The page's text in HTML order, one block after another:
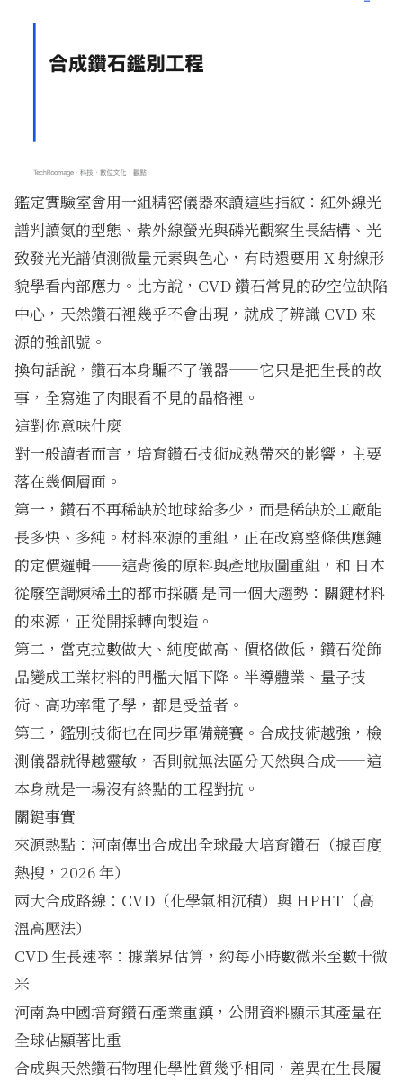
鑑定實驗室會用一組精密儀器來讀這些指紋：紅外線光
譜判讀氮的型態、紫外線螢光與磷光觀察生長結構、光
致發光光譜偵測微量元素與色心，有時還要用 X 射線形
貌學看內部應力。比方說，CVD 鑽石常見的矽空位缺陷
中心，天然鑽石裡幾乎不會出現，就成了辨識 CVD 來
源的強訊號。
換句話說，鑽石本身騙不了儀器——它只是把生長的故
事，全寫進了肉眼看不見的晶格裡。
這對你意味什麼
對一般讀者而言，培育鑽石技術成熟帶來的影響，主要
落在幾個層面。
第一，鑽石不再稀缺於地球給多少，而是稀缺於工廠能
長多快、多純。材料來源的重組，正在改寫整條供應鏈
的定價邏輯——這背後的原料與產地版圖重組，和 日本
從廢空調煉稀土的都市採礦是同一個大趨勢：關鍵材料
的來源，正從開採轉向製造。
第二，當克拉數做大、純度做高、價格做低，鑽石從飾
品變成工業材料的門檻大幅下降。半導體業、量子技
術、高功率電子學，都是受益者。
第三，鑑別技術也在同步軍備競賽。合成技術越強，檢
測儀器就得越靈敏，否則就無法區分天然與合成——這
本身就是一場沒有終點的工程對抗。
關鍵事實
來源熱點：河南傳出合成出全球最大培育鑽石（據百度
熱搜，2026 年）
兩大合成路線：CVD（化學氣相沉積）與 HPHT（高
溫高壓法）
CVD 生長速率：據業界估算，約每小時數微米至數十微
米
河南為中國培育鑽石產業重鎮，公開資料顯示其產量在
全球佔顯著比重
合成與天然鑽石物理化學性質幾乎相同，差異在生長履